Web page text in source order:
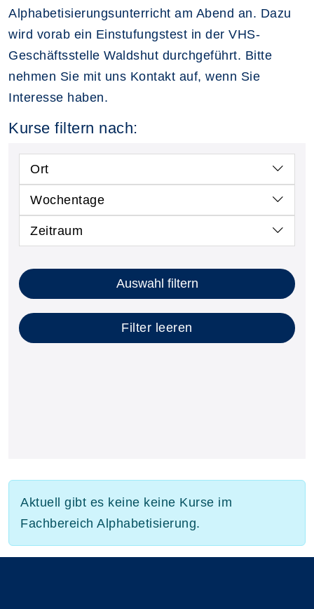
Alphabetisierungsunterricht am Abend an. Dazu
wird vorab ein Einstufungstest in der VHS-
Geschäftsstelle Waldshut durchgeführt. Bitte
nehmen Sie mit uns Kontakt auf, wenn Sie
Interesse haben.
Kurse filtern nach:
Ort
Wochentage
Zeitraum
Kursstatus auswählen
Nur neue Kurse anzeigen
Kurse mit freien Plätzen anzeigen
Auswahl filtern
Filter leeren
Aktuell gibt es keine keine Kurse im
Fachbereich Alphabetisierung.